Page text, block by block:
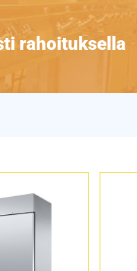
rahoituksella